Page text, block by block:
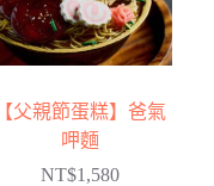
【父親節蛋糕】爸氣
呷麵
NT$1,580